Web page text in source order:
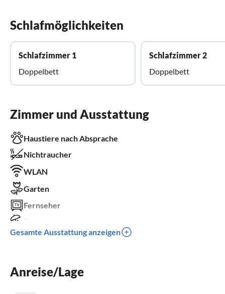
Schlafmöglichkeiten
Schlafzimmer 1
Doppelbett
Schlafzimmer 2
Doppelbett
Zimmer und Ausstattung
Haustiere nach Absprache
Nichtraucher
WLAN
Garten
Fernseher
Spülmaschine
Kamin
Gesamte Ausstattung anzeigen
Anreise/Lage